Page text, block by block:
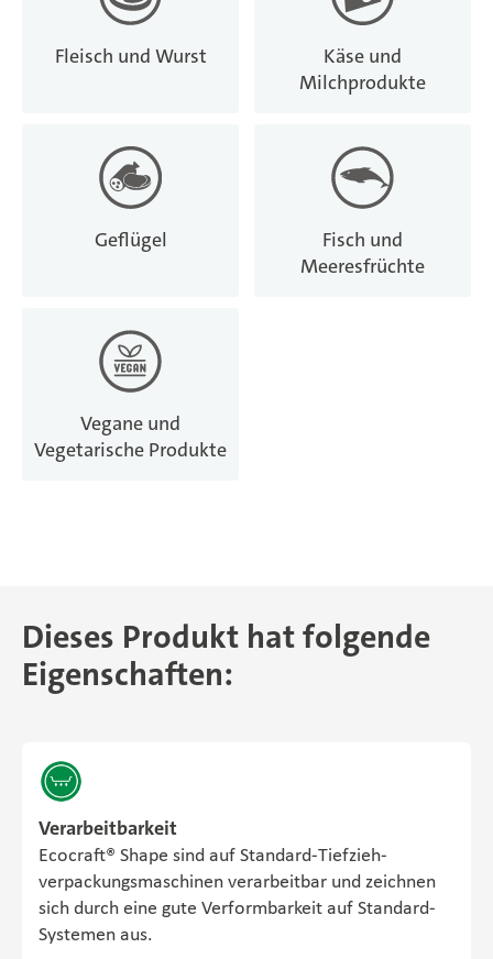
Fleisch und Wurst
Käse und
Milchprodukte
Geflügel
Fisch und
Meeresfrüchte
Vegane und
Vegetarische Produkte
Dieses Produkt hat folgende
Eigenschaften:
Verarbeitbarkeit
Ecocraft® Shape sind auf Standard-Tiefzieh­
verpackungs­maschinen verarbeitbar und zeichnen
sich durch eine gute Verformbarkeit auf Standard-
Systemen aus.